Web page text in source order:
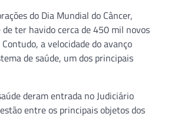
do Dia Mundial do Câncer,
ter havido cerca de 450 mil novos
a velocidade do avanço
de saúde, um dos principais
deram entrada no Judiciário
entre os principais objetos dos